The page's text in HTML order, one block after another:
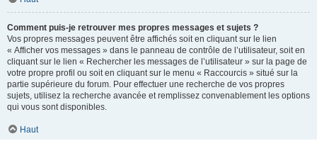
Comment puis-je retrouver mes propres messages et sujets ?
Vos propres messages peuvent être affichés soit en cliquant sur le lien
« Afficher vos messages » dans le panneau de contrôle de l’utilisateur, soit en
cliquant sur le lien « Rechercher les messages de l’utilisateur » sur la page de
votre propre profil ou soit en cliquant sur le menu « Raccourcis » situé sur la
partie supérieure du forum. Pour effectuer une recherche de vos propres
sujets, utilisez la recherche avancée et remplissez convenablement les options
qui vous sont disponibles.
Haut